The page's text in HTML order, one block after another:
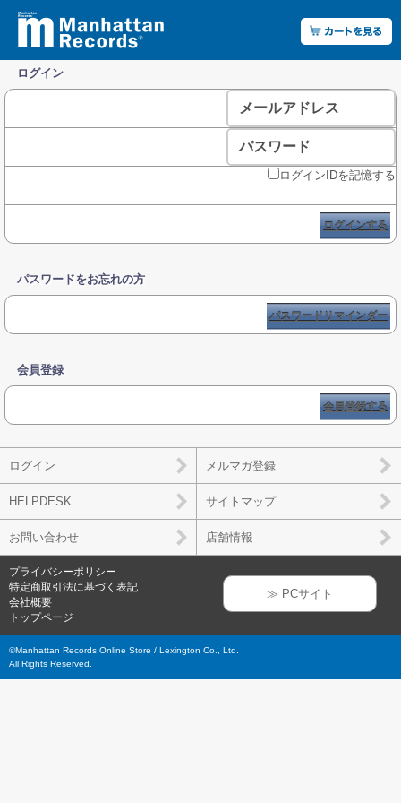
ログイン
メールアドレス
パスワード
ログインIDを記憶する
ログインする
パスワードをお忘れの方
パスワードリマインダー
会員登録
会員登録する
ログイン メルマガ登録
HELPDESK サイトマップ
お問い合わせ 店舗情報
プライバシーポリシー
特定商取引法に基づく表記
会社概要
トップページ
≫ PCサイト
©Manhattan Records Online Store / Lexington Co., Ltd.
All Rights Reserved.